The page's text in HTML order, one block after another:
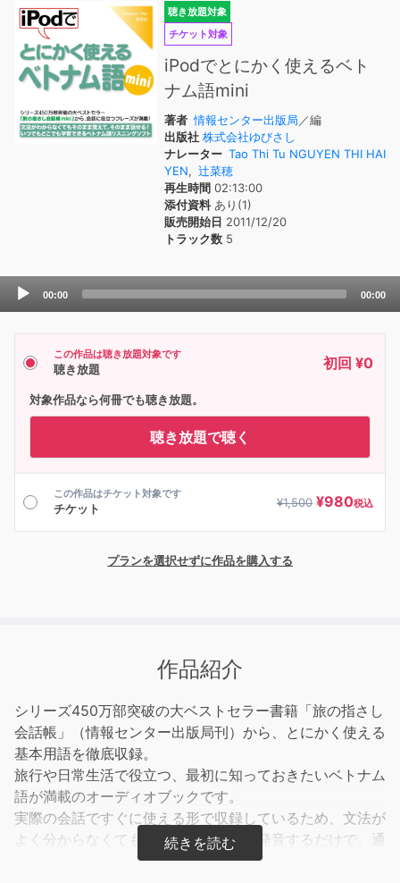
聴き放題対象
チケット対象
iPodでとにかく使えるベト
ナム語mini
著者 情報センター出版局 ／編
出版社 株式会社ゆびさし
ナレーター Tao Thi Tu NGUYEN THI HAI
YEN, 辻菜穂
再生時間 02:13:00
添付資料あり(1)
販売開始日 2011/12/20
トラック数 5
Audio
00:00 00:00
この作品は聴き放題対象です
聴き放題 初回 ¥0
対象作品なら何冊でも聴き放題。
聴き放題で聴く
この作品はチケット対象です
チケット ¥1,500 ¥980税込
プランを選択せずに作品を購入する
作品紹介
シリーズ450万部突破の大ベストセラー書籍「旅の指さし
会話帳」（情報センター出版局刊）から、とにかく使える
基本用語を徹底収録。
旅行や日常生活で役立つ、最初に知っておきたいベトナム
語が満載のオーディオブックです。
実際の会話ですぐに使える形で収録しているため、文法が
よく分からなくても、覚えてそのまま発音するだけで、通
じるベトナム語を話すことができます。